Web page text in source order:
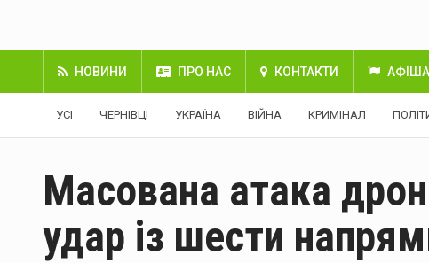
НОВИНИ ПРО НАС КОНТАКТИ АФІША
УСІ ЧЕРНІВЦІ УКРАЇНА ВІЙНА КРИМІНАЛ
Масована атака
удар із шести